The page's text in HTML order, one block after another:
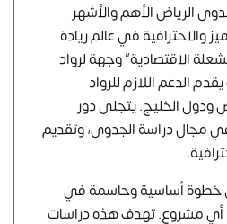
الرياض الأهم والأشهر
والاحترافية في عالم ريادة
الاقتصادية” وجهة لرواد
الدعم اللازم للرواد
ودول الخليج. يتجلى دور
مجال دراسة الجدوى، وتقديم
خطوة أساسية وحاسمة في
أي مشروع. تهدف هذه دراسات